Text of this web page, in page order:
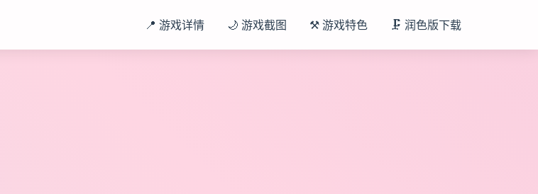
📍 游戏详情 🌙 游戏截图 ⚒️ 游戏特色 🗜️ 润色版下载